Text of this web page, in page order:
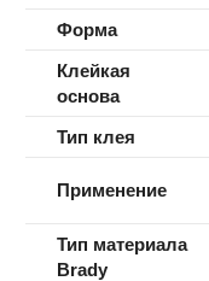
Форма
Клейкая
основа
Тип клея
Применение
Тип материала
Brady